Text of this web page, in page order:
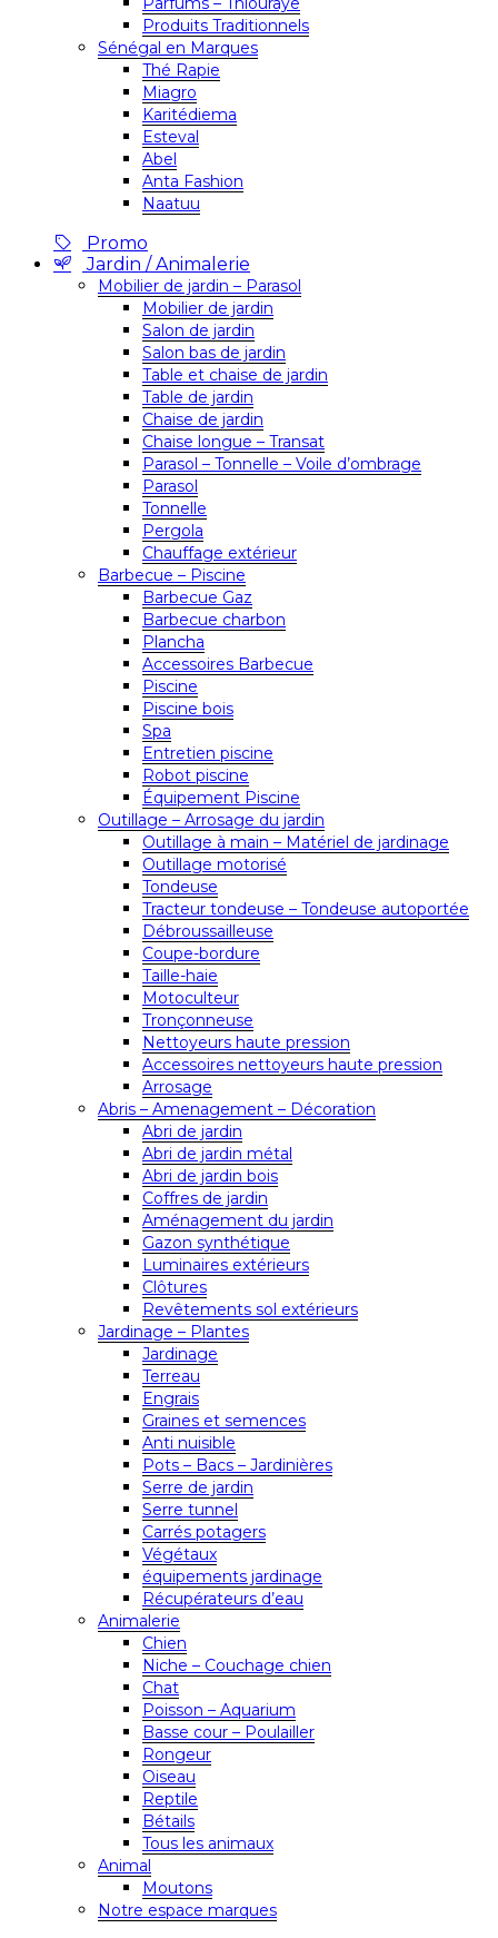
Produits Traditionnels
Sénégal en Marques
Thé Rapie
Miagro
Karitédiema
Esteval
Abel
Anta Fashion
Naatuu
Promo
Jardin / Animalerie
Mobilier de jardin – Parasol
Mobilier de jardin
Salon de jardin
Salon bas de jardin
Table et chaise de jardin
Table de jardin
Chaise de jardin
Chaise longue – Transat
Parasol – Tonnelle – Voile d’ombrage
Parasol
Tonnelle
Pergola
Chauffage extérieur
Barbecue – Piscine
Barbecue Gaz
Barbecue charbon
Plancha
Accessoires Barbecue
Piscine
Piscine bois
Spa
Entretien piscine
Robot piscine
Équipement Piscine
Outillage – Arrosage du jardin
Outillage à main – Matériel de jardinage
Outillage motorisé
Tondeuse
Tracteur tondeuse – Tondeuse autoportée
Débroussailleuse
Coupe-bordure
Taille-haie
Motoculteur
Tronçonneuse
Nettoyeurs haute pression
Accessoires nettoyeurs haute pression
Arrosage
Abris – Amenagement – Décoration
Abri de jardin
Abri de jardin métal
Abri de jardin bois
Coffres de jardin
Aménagement du jardin
Gazon synthétique
Luminaires extérieurs
Clôtures
Revêtements sol extérieurs
Jardinage – Plantes
Jardinage
Terreau
Engrais
Graines et semences
Anti nuisible
Pots – Bacs – Jardinières
Serre de jardin
Serre tunnel
Carrés potagers
Végétaux
équipements jardinage
Récupérateurs d’eau
Animalerie
Chien
Niche – Couchage chien
Chat
Poisson – Aquarium
Basse cour – Poulailler
Rongeur
Oiseau
Reptile
Bétails
Tous les animaux
Animal
Moutons
Notre espace marques